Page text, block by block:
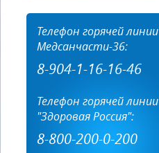
Телефон горячей линии
Медсанчасти-36:
8-904-1-16-16-46
Телефон горячей линии
"Здоровая Россия":
8-800-200-0-200